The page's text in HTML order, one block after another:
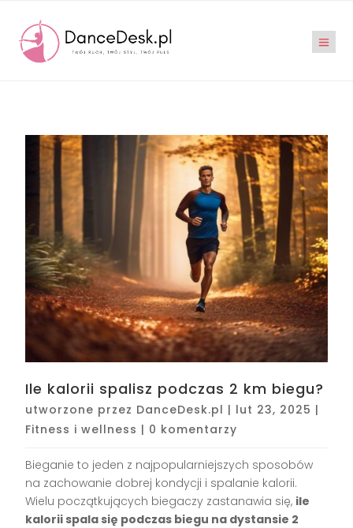
Ile kalorii spalisz podczas 2 km biegu?
utworzone przez DanceDesk.pl | lut 23, 2025 |
Fitness i wellness | 0 komentarzy
Bieganie to jeden z najpopularniejszych sposobów
na zachowanie dobrej kondycji i spalanie kalorii.
Wielu początkujących biegaczy zastanawia się, ile
kalorii spala się podczas biegu na dystansie 2